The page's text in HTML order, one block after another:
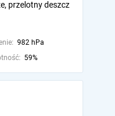
przelotny deszcz
982 hPa
59%